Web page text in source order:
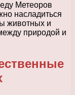
Метеоров
насладиться
животных и
природой и